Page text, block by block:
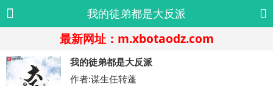
我的徒弟都是大反派
最新网址：m.xbotaodz.com
我的徒弟都是大反派
作者:谋生任转蓬